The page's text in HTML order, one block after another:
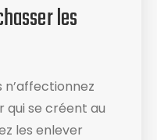
les
n’affectionnez
qui se créent au
les enlever